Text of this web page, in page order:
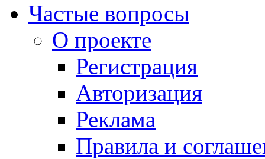
Частые вопросы
О проекте
Регистрация
Авторизация
Реклама
Правила и